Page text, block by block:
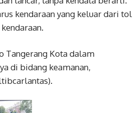
kendaraan yang keluar dari tol
Tangerang Kota dalam
di bidang keamanan,